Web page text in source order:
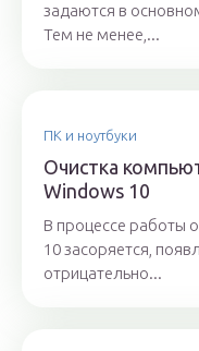
задаются в
Тем не менее,...
ПК и ноутбуки
Очистка
Windows 10
В процессе работы
10 засоряется,
отрицательно...